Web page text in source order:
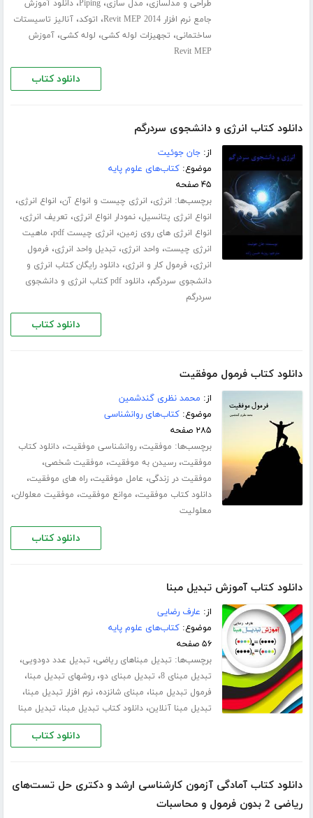
طراحی و مدلسازی، مدل سازی،Piping،دانلود آموزش
جامع نرم افزار Revit MEP 2014
، اتوکد،آنالیز تاسیستات
ساختمانی، تجهیزات لوله کشی، لوله کشی،آموزش
Revit MEP
دانلود کتاب
دانلود کتاب انرژی و دانشجوی سردرگم
از:جان جوئیت
موضوع:کتاب‌های علوم پایه
۴۵ صفحه
برچسب‌ها: انرژی، انرژی چیست و انواع آن، انواع انرژی،
انواع انرژی پتانسیل،نمودار انواع انرژی، تعریف انرژی،
انواع انرژی های روی زمین، انرژی چیست pdf ، ماهیت
انرژی چیست، واحد انرژی، تبدیل واحد انرژی، فرمول
انرژی، فرمول کار و انرژی،دانلود رایگان کتاب انرژی و
دانشجوی سردرگم،
دانلود pdf کتاب انرژی و دانشجوی
سردرگم
دانلود کتاب
دانلود کتاب فرمول موفقیت
از: محمد نظری گندشمین
موضوع:کتاب‌های روانشناسی
۲۸۵ صفحه
برچسب‌ها: موفقیت،روانشناسی موفقیت،دانلود کتاب
موفقیت،رسیدن به موفقیت، موفقیت شخصی،
موفقیت در زندگی، عامل موفقیت،راه های موفقیت،
دانلود کتاب موفقیت، موانع موفقیت، موفقیت معلولان،
معلولیت
دانلود کتاب
دانلود کتاب آموزش تبدیل مبنا
از: عارف رضایی
موضوع:کتاب‌های علوم پایه
۵۶ صفحه
برچسب‌ها: تبدیل مبناهای ریاضی، تبدیل عدد دودویی،
تبدیل مبنای 8 ، تبدیل مبنای دو،روشهای تبدیل مبنا،
فرمول تبدیل مبنا، مبنای شانزده،نرم افزار تبدیل مبنا،
تبدیل مبنا آنلاین،دانلود کتاب تبدیل مبنا، تبدیل مبنا
دانلود کتاب
دانلود کتاب آمادگی آزمون کارشناسی ارشد و دکتری حل تست‌های
ریاضی 2 بدون فرمول و محاسبات